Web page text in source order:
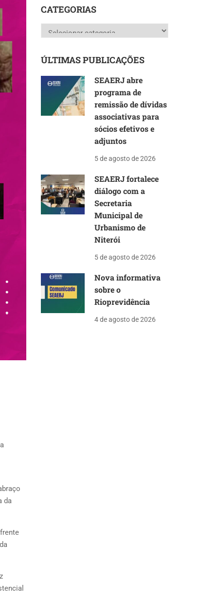
da
CATEGORIAS
Categorias
ÚLTIMAS PUBLICAÇÕES
SEAERJ abre
programa de
remissão de dívidas
associativas para
sócios efetivos e
adjuntos
5 de agosto de 2026
SEAERJ fortalece
diálogo com a
Secretaria
Municipal de
Urbanismo de
Niterói
5 de agosto de 2026
Nova informativa
sobre o
Rioprevidência
4 de agosto de 2026